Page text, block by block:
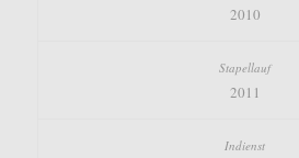
2010
2011